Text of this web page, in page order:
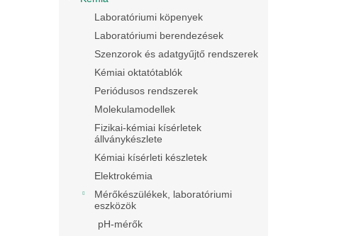
Laboratóriumi köpenyek
Laboratóriumi berendezések
Szenzorok és adatgyűjtő rendszerek
Kémiai oktatótablók
Periódusos rendszerek
Molekulamodellek
Fizikai-kémiai kísérletek
állványkészlete
Kémiai kísérleti készletek
Elektrokémia
Mérőkészülékek, laboratóriumi
eszközök
pH-mérők